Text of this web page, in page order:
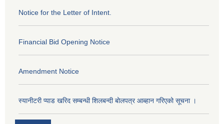
Notice for the Letter of Intent.
Financial Bid Opening Notice
Amendment Notice
स्यानीटरी प्याड खरिद सम्बन्धी शिलबन्दी बोलपत्र आब्हान गरिएको सूचना ।